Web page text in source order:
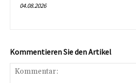
04.08.2026
Kommentieren Sie den Artikel